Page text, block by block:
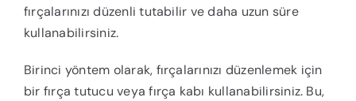
fırçalarınızı düzenli tutabilir ve daha uzun süre
kullanabilirsiniz.
Birinci yöntem olarak, fırçalarınızı düzenlemek için
bir fırça tutucu veya fırça kabı kullanabilirsiniz. Bu,